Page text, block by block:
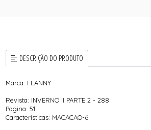
DESCRIÇÃO DO PRODUTO
Marca: FLANNY
Revista: INVERNO II PARTE 2 - 288
Pagina: 51
Caracteristicas: MACACAO-6